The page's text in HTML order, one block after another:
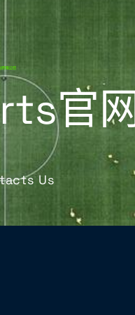
官
Us